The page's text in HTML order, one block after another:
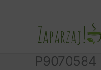
P9070584